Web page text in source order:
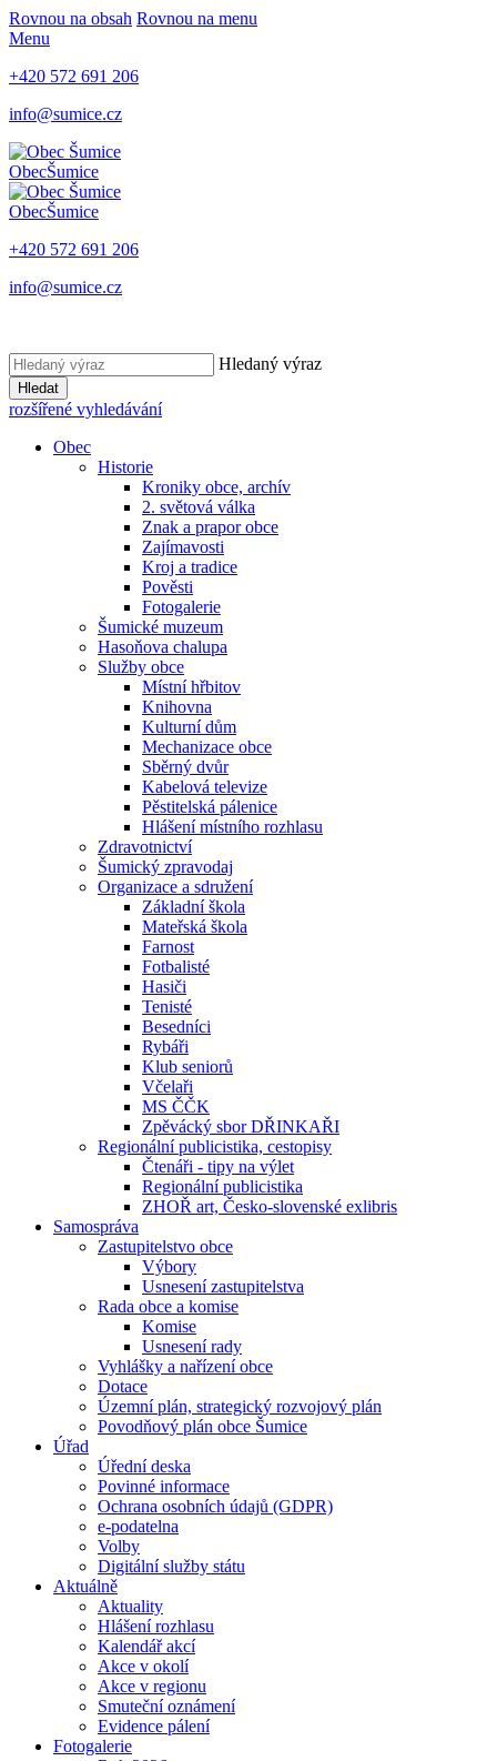
Rovnou na obsah Rovnou na menu
Menu
+420 572 691 206
info@sumice.cz
ObecŠumice
ObecŠumice
+420 572 691 206
info@sumice.cz
Hledaný výraz
Hledat
rozšířené vyhledávání
Obec
Historie
Kroniky obce, archív
2. světová válka
Znak a prapor obce
Zajímavosti
Kroj a tradice
Pověsti
Fotogalerie
Šumické muzeum
Hasoňova chalupa
Služby obce
Místní hřbitov
Knihovna
Kulturní dům
Mechanizace obce
Sběrný dvůr
Kabelová televize
Pěstitelská pálenice
Hlášení místního rozhlasu
Zdravotnictví
Šumický zpravodaj
Organizace a sdružení
Základní škola
Mateřská škola
Farnost
Fotbalisté
Hasiči
Tenisté
Besedníci
Rybáři
Klub seniorů
Včelaři
MS ČČK
Zpěvácký sbor DŘINKAŘI
Regionální publicistika, cestopisy
Čtenáři - tipy na výlet
Regionální publicistika
ZHOŘ art, Česko-slovenské exlibris
Samospráva
Zastupitelstvo obce
Výbory
Usnesení zastupitelstva
Rada obce a komise
Komise
Usnesení rady
Vyhlášky a nařízení obce
Dotace
Územní plán, strategický rozvojový plán
Povodňový plán obce Šumice
Úřad
Úřední deska
Povinné informace
Ochrana osobních údajů (GDPR)
e-podatelna
Volby
Digitální služby státu
Aktuálně
Aktuality
Hlášení rozhlasu
Kalendář akcí
Akce v okolí
Akce v regionu
Smuteční oznámení
Evidence pálení
Fotogalerie